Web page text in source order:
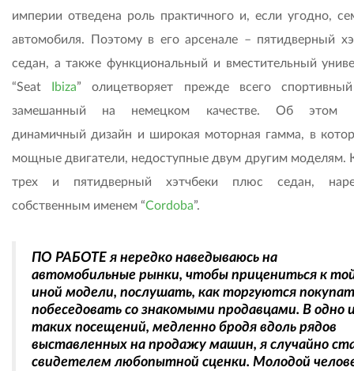
империи отведена роль практичного и, если угодно,
автомобиля. Поэтому в его арсенале – пятидверный
седан, а также функциональный и вместительный
“Seat
Ibiza” олицетворяет прежде всего
замешанный на немецком качестве. Об этом
динамичный дизайн и широкая моторная гамма, в
мощные двигатели, недоступные двум другим моделям.
трех и пятидверный хэтчбеки плюс седан,
собственным именем “Cordoba”.
ПО РАБОТЕ я нередко наведываюсь на
автомобильные рынки, чтобы прицениться к
иной модели, послушать, как торгуются
побеседовать со знакомыми продавцами. В одно
таких посещений, медленно бродя вдоль рядов
выставленных на продажу машин, я случайно
свидетелем любопытной сценки. Молодой